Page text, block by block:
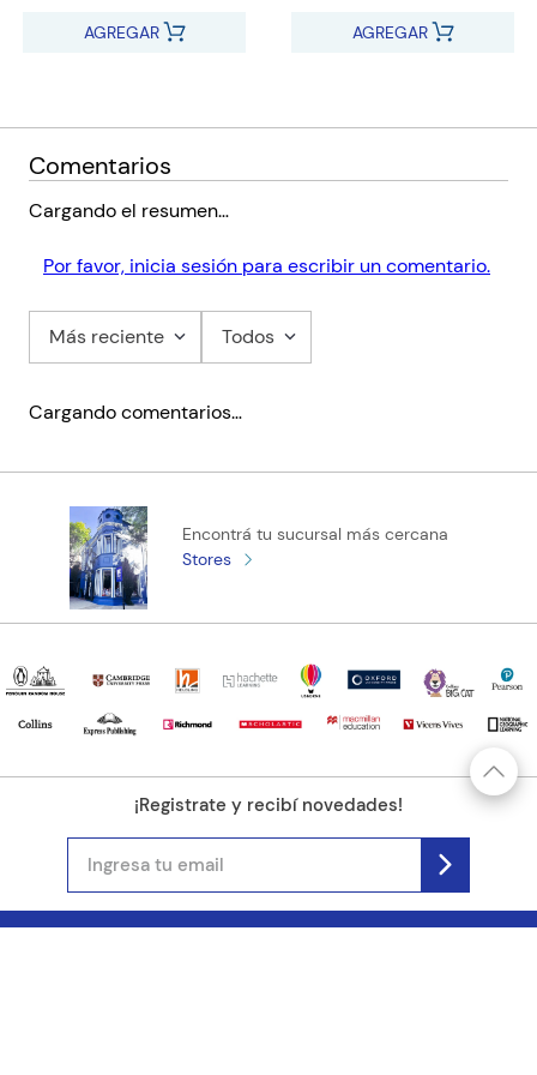
AGREGAR AGREGAR
Comentarios
Cargando el resumen…
Por favor, inicia sesión para escribir un comentario.
Más reciente Todos
Cargando comentarios…
Encontrá tu sucursal más cercana
Stores
¡Registrate y recibí novedades!